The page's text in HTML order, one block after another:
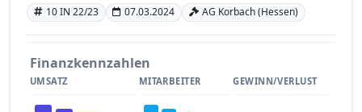
10 IN 22/23 07.03.2024 AG Korbach (Hessen)
Finanzkennzahlen
UMSATZ MITARBEITER GEWINN/VERLUST